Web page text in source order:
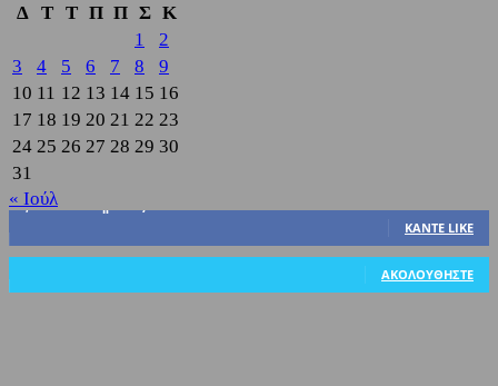
Δ
Τ Τ Π Π Σ Κ
1
2
3
4 5 6 7 8
9
10 11 12 13 14 15 16
17 18 19 20 21 22 23
24 25 26 27 28 29 30
31
« Ιούλ
3,822
ΚΆΝΤΕ LIKE
ΑΚΟΛΟΥΘΉΣΤΕ